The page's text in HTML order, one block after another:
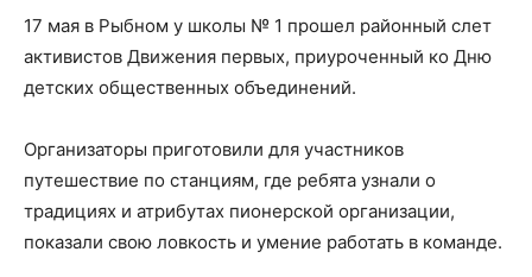
17 мая в Рыбном у школы № 1 прошел районный слет
активистов Движения первых, приуроченный ко Дню
детских общественных объединений.
Организаторы приготовили для участников
путешествие по станциям, где ребята узнали о
традициях и атрибутах пионерской организации,
показали свою ловкость и умение работать в команде.